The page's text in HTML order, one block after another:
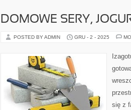
DOMOWE SERY,
POSTED BY ADMIN GRU - 2 - 2025
się z